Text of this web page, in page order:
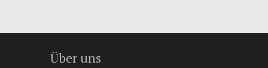
Über uns